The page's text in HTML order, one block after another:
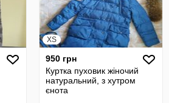
XS
950 грн
Куртка пуховик жіночий
натуральний, з хутром
єнота